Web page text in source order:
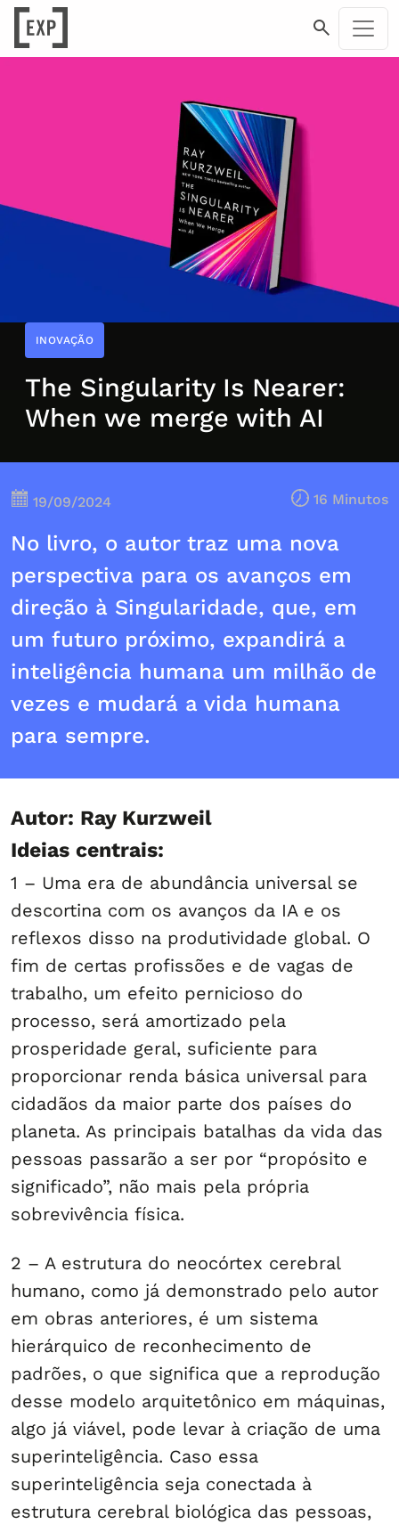
INOVAÇÃO
The Singularity Is Nearer:
When we merge with AI
19/09/2024 16 Minutos
No livro, o autor traz uma nova
perspectiva para os avanços em
direção à Singularidade, que, em
um futuro próximo, expandirá a
inteligência humana um milhão de
vezes e mudará a vida humana
para sempre.
Autor: Ray Kurzweil
Ideias centrais:
1 – Uma era de abundância universal se
descortina com os avanços da IA e os
reflexos disso na produtividade global. O
fim de certas profissões e de vagas de
trabalho, um efeito pernicioso do
processo, será amortizado pela
prosperidade geral, suficiente para
proporcionar renda básica universal para
cidadãos da maior parte dos países do
planeta. As principais batalhas da vida das
pessoas passarão a ser por “propósito e
significado”, não mais pela própria
sobrevivência física.
2 – A estrutura do neocórtex cerebral
humano, como já demonstrado pelo autor
em obras anteriores, é um sistema
hierárquico de reconhecimento de
padrões, o que significa que a reprodução
desse modelo arquitetônico em máquinas,
algo já viável, pode levar à criação de uma
superinteligência. Caso essa
superinteligência seja conectada à
estrutura cerebral biológica das pessoas,